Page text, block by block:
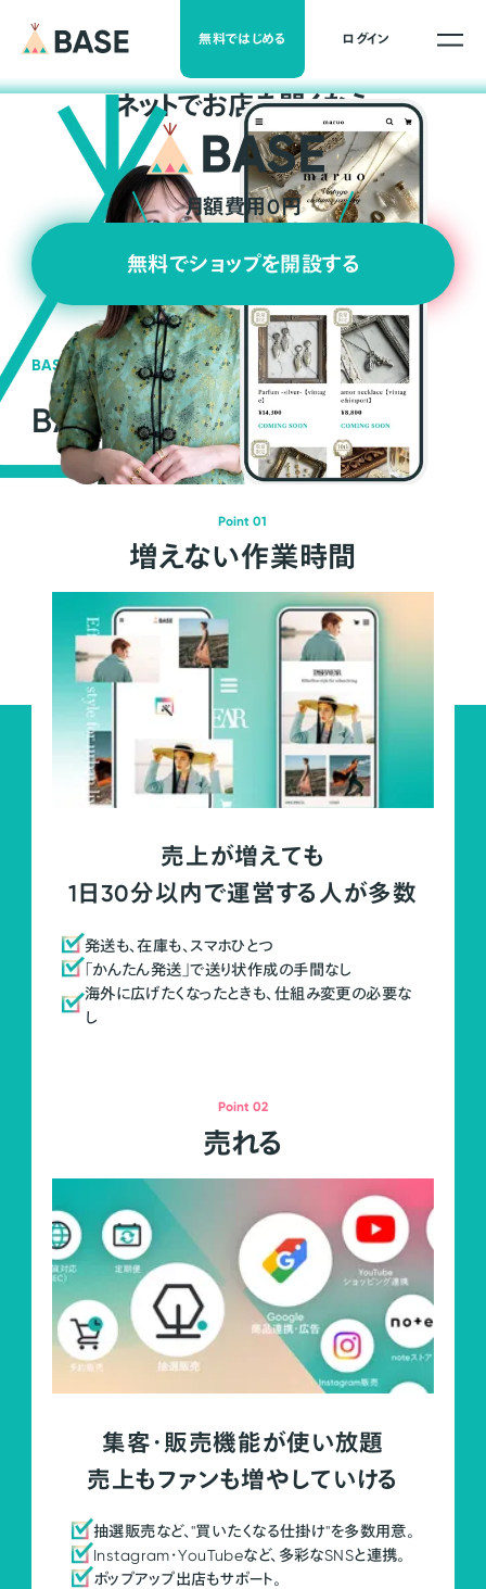
無料ではじめる ログイン
ネットでお店を開くなら
月額費用0円
無料でショップを開設する
BASEの強み
BASEが強い3つの理由
Point 01
増えない作業時間
売上が増えても
1日30分以内で運営する人が多数
発送も、在庫も、スマホひとつ
「かんたん発送」で送り状作成の手間なし
海外に広げたくなったときも、仕組み変更の必要な
し
Point 02
売れる
集客・販売機能が使い放題
売上もファンも増やしていける
抽選販売など、"買いたくなる仕掛け"を多数用意。
Instagram・YouTubeなど、多彩なSNSと連携。
ポップアップ出店もサポート。